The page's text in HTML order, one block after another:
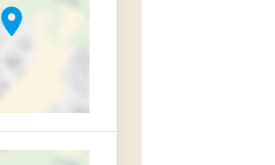
location_on